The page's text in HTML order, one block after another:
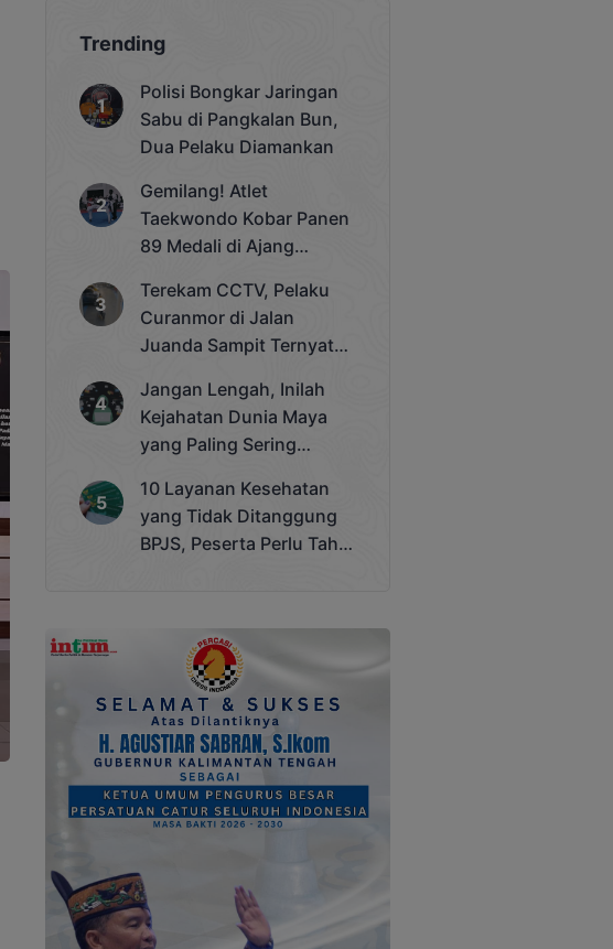
Trending
Polisi Bongkar Jaringan
Sabu di Pangkalan Bun,
Dua Pelaku Diamankan
Gemilang! Atlet
Taekwondo Kobar Panen
89 Medali di Ajang
Cup 2025
Terekam CCTV, Pelaku
Curanmor di Jalan
Juanda Sampit Ternyata
Jangan Lengah, Inilah
Kejahatan Dunia Maya
yang Paling Sering
10 Layanan Kesehatan
yang Tidak Ditanggung
BPJS, Peserta Perlu Tahu